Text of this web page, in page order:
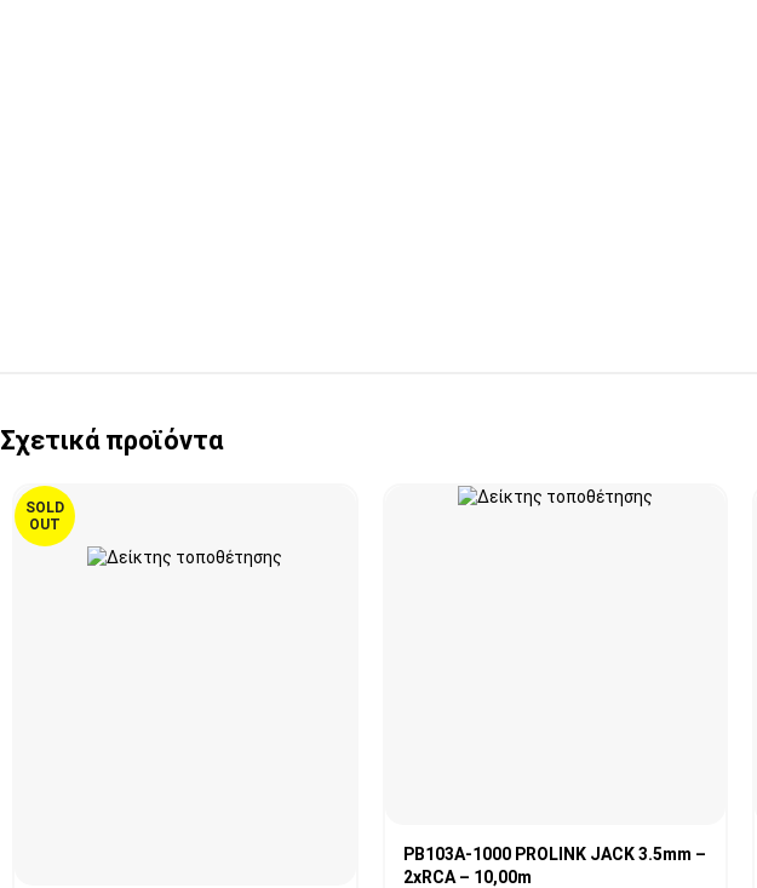
Σχετικά προϊόντα
SOLD
OUT
PB103A-1000 PROLINK JACK 3.5mm –
2xRCA – 10,00m